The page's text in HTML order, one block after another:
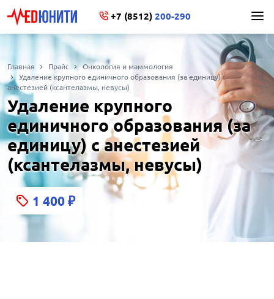
+7 (8512) 200-290
Главная Прайс
Онкология и маммология
Удаление крупного единичного образования (за единицу) с
анестезией (ксантелазмы, невусы)
Удаление крупного
единичного образования (за
единицу) с анестезией
(ксантелазмы, невусы)
1 400 ₽